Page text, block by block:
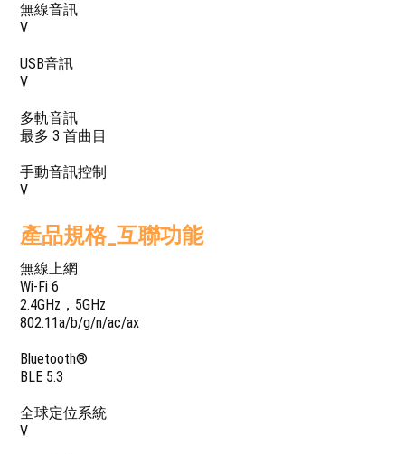
無線音訊
V
USB音訊
V
多軌音訊
最多 3 首曲目
手動音訊控制
V
產品規格_互聯功能
無線上網
Wi-Fi 6
2.4GHz，5GHz
802.11a/b/g/n/ac/ax
Bluetooth®
BLE 5.3
全球定位系統
V